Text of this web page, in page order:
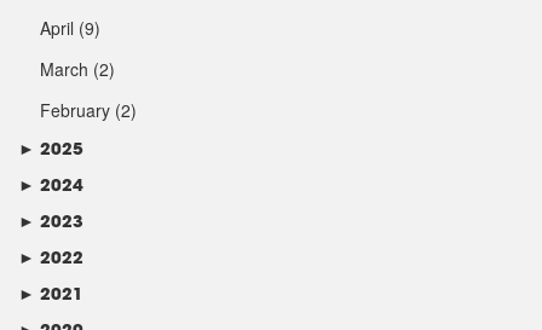
April (9)
March (2)
February (2)
► 2025
► 2024
► 2023
► 2022
► 2021